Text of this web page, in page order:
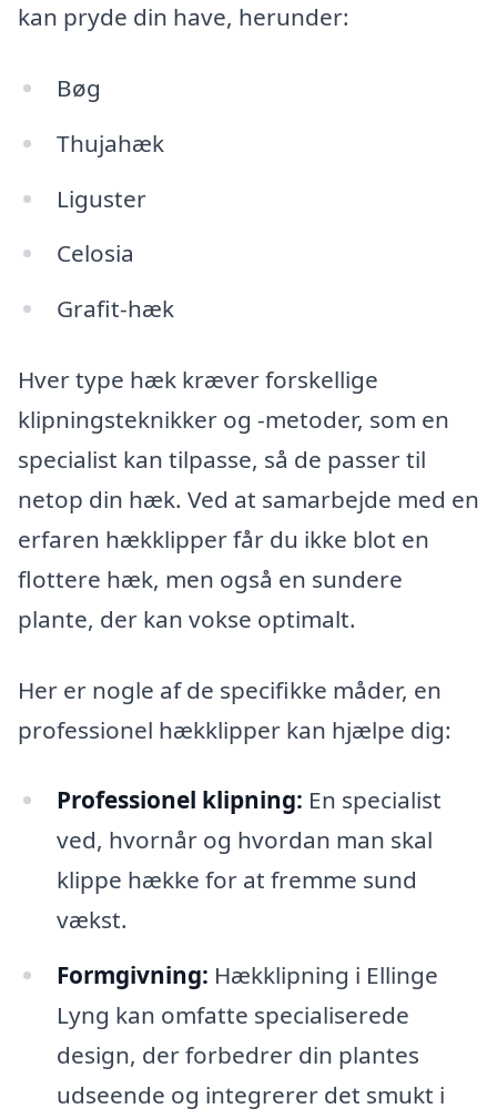
kan pryde din have, herunder:
Bøg
Thujahæk
Liguster
Celosia
Grafit-hæk
Hver type hæk kræver forskellige
klipningsteknikker og -metoder, som en
specialist kan tilpasse, så de passer til
netop din hæk. Ved at samarbejde med en
erfaren hækklipper får du ikke blot en
flottere hæk, men også en sundere
plante, der kan vokse optimalt.
Her er nogle af de specifikke måder, en
professionel hækklipper kan hjælpe dig:
Professionel klipning: En specialist
ved, hvornår og hvordan man skal
klippe hække for at fremme sund
vækst.
Formgivning: Hækklipning i Ellinge
Lyng kan omfatte specialiserede
design, der forbedrer din plantes
udseende og integrerer det smukt i